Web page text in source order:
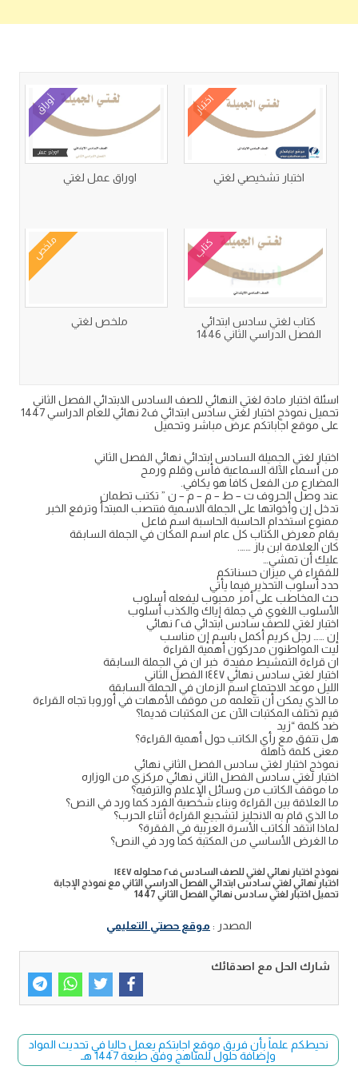
اختبار
اختبار تشخيصي لغتي
أوراق
اوراق عمل لغتي
كتاب
كتاب لغتي سادس ابتدائي
الفصل الدراسي الثاني 1446
ملخص
ملخص لغتي
اسئلة اختبار مادة لغتي النهائي للصف السادس الابتدائي الفصل الثاني
تحميل نموذج اختبار لغتي سادس ابتدائي ف2 نهائي للعام الدراسي 1447
على موقع اجاباتكم عرض مباشر وتحميل
اختبار لغتي الجميلة السادس ابتدائي نهائي الفصل الثاني
من أسماء الآلة السماعية فأس وقلم ورمح
المضارع من الفعل كافا هو يكافي.
عند وصل الحروف ت – ط – م – م – ن ” تكتب تطمان
تدخل إن وأخواتها على الجملة الاسمية فتنصب المبتدأ وترفع الخبر
ممنوع استخدام الحاسبة الحاسبة اسم فاعل
يقام معرض الكتاب كل عام اسم المكان في الجملة السابقة
كان العلامة ابن باز …….
عليك أن تمشي…
للفقراء في ميزان حسناتكم
حدد أسلوب التحذير فيما يأتي
حث المخاطب على أمر محبوب ليفعله أسلوب
الأسلوب اللغوي في جملة إياك والكذب أسلوب
اختبار لغتي للصف سادس ابتدائي ف٢ نهائي
إن …… رجل كريم أكمل باسم إن مناسب
ليت المواطنون مدركون أهمية القراءة
ان قراءة التمشيط مفيدة خبر ان في الجملة السابقة
اختبار لغتي سادس نهائي ١٤٤٧ الفصل الثاني
الليل موعد الاجتماع اسم الزمان في الجملة السابقة
ما الذي يمكن أن تتعلمه من موقف الأمهات في أوروبا تجاه القراءة
قيم تختلف المكتبات الآن عن المكتبات قديما؟
ضد كلمة “زيد
هل تتفق مع رأي الكاتب حول أهمية القراءة؟
معنى كلمة ذاهلة
نموذج اختبار لغتي سادس الفصل الثاني نهائي
اختبار لغتي سادس الفصل الثاني نهائي مركزي من الوزاره
ما موقف الكاتب من وسائل الإعلام والترفيه؟
ما العلاقة بين القراءة وبناء شخصية الفرد كما ورد في النص؟
ما الذي قام به الانجليز لتشجيع القراءة أثناء الحرب؟
لماذا انتقد الكاتب الأسرة العربية في الفقرة؟
ما الغرض الأساسي من المكتبة كما ورد في النص؟
نموذج اختبار نهائي لغتي للصف السادس ف٢ محلوله ١٤٤٧
اختبار نهائي لغتي سادس ابتدائي الفصل الدراسي الثاني مع نموذج الإجابة
تحميل اختبار لغتي سادس نهائي الفصل الثاني 1447
المصدر : موقع حصتي التعليمي
شارك الحل مع اصدقائك
نحيطكم علماً بأن فريق موقع اجابتكم يعمل حاليا في تحديث المواد
وإضافة حلول للمناهج وفق طبعة 1447 هـ